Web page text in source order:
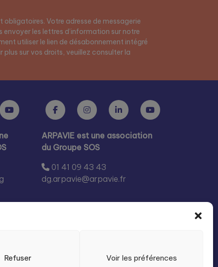
Refuser Voir les préférences
Votre adresse de messagerie
les lettres d’information sur notre
utiliser le lien de désabonnement intégré
plus sur vos droits, veuillez consulter la
ARPAVIE est une association
du Groupe SOS
01 41 09 43 43
dg.arpavie@arpavie.fr